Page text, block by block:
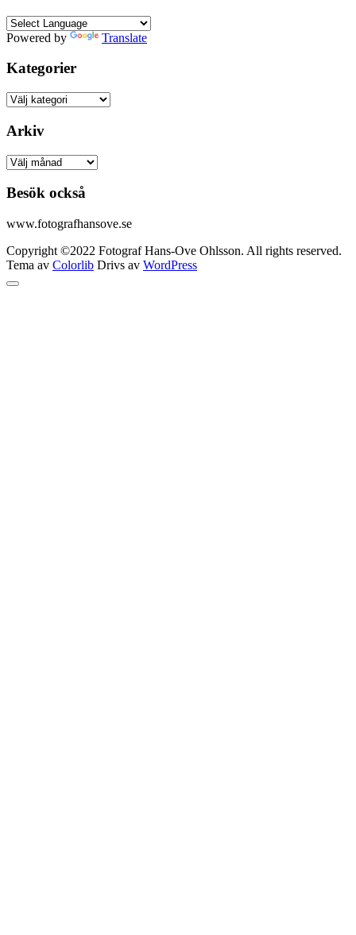
Powered by Translate
Kategorier
Kategorier
Arkiv
Arkiv
Besök också
www.fotografhansove.se
Copyright ©2022 Fotograf Hans-Ove Ohlsson. All rights reserved.
Tema av Colorlib Drivs av WordPress